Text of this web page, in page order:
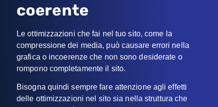
coerente
Le ottimizzazioni che fai nel tuo sito, come la
compressione dei media, può causare errori nella
grafica o incoerenze che non sono desiderate o
rompono completamente il sito.
Bisogna quindi sempre fare attenzione agli effetti
delle ottimizzazioni nel sito sia nella struttura che